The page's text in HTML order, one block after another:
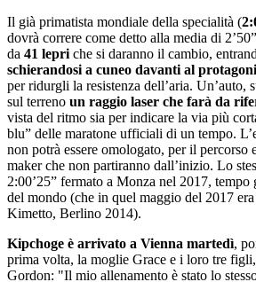
Il già primatista mondiale della specialità (
dovrà correre come detto alla media di
da 41 lepri che si daranno il cambio,
schierandosi a cuneo davanti al
per ridurgli la resistenza dell’aria. Un’auto,
sul terreno un raggio laser che farà da
vista del ritmo sia per indicare la via più
blu” delle maratone ufficiali di un tempo.
non potrà essere omologato, per il percorso
maker che non partiranno dall’inizio. Lo
2:00’25” fermato a Monza nel 2017,
del mondo (che in quel maggio del 2017
Kimetto, Berlino 2014).
Kipchoge è arrivato a Vienna martedì,
prima volta, la moglie Grace e i loro tre
Gordon: "Il mio allenamento è stato lo